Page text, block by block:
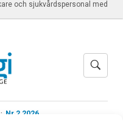
och sjukvårdspersonal med
Nr 2 2026